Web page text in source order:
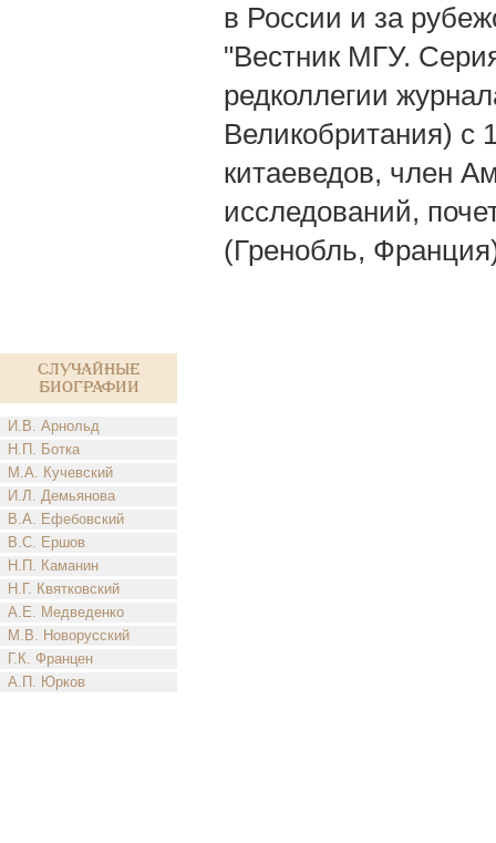
Случайные
биографии
И.В. Арнольд
Н.П. Ботка
М.А. Кучевский
И.Л. Демьянова
В.А. Ефебовский
В.С. Ершов
Н.П. Каманин
Н.Г. Квятковский
А.Е. Медведенко
М.В. Новорусский
Г.К. Францен
А.П. Юрков
в России и за
"Вестник МГУ.
редколлегии
Великобритания) с
китаеведов, член
исследований,
(Гренобль,